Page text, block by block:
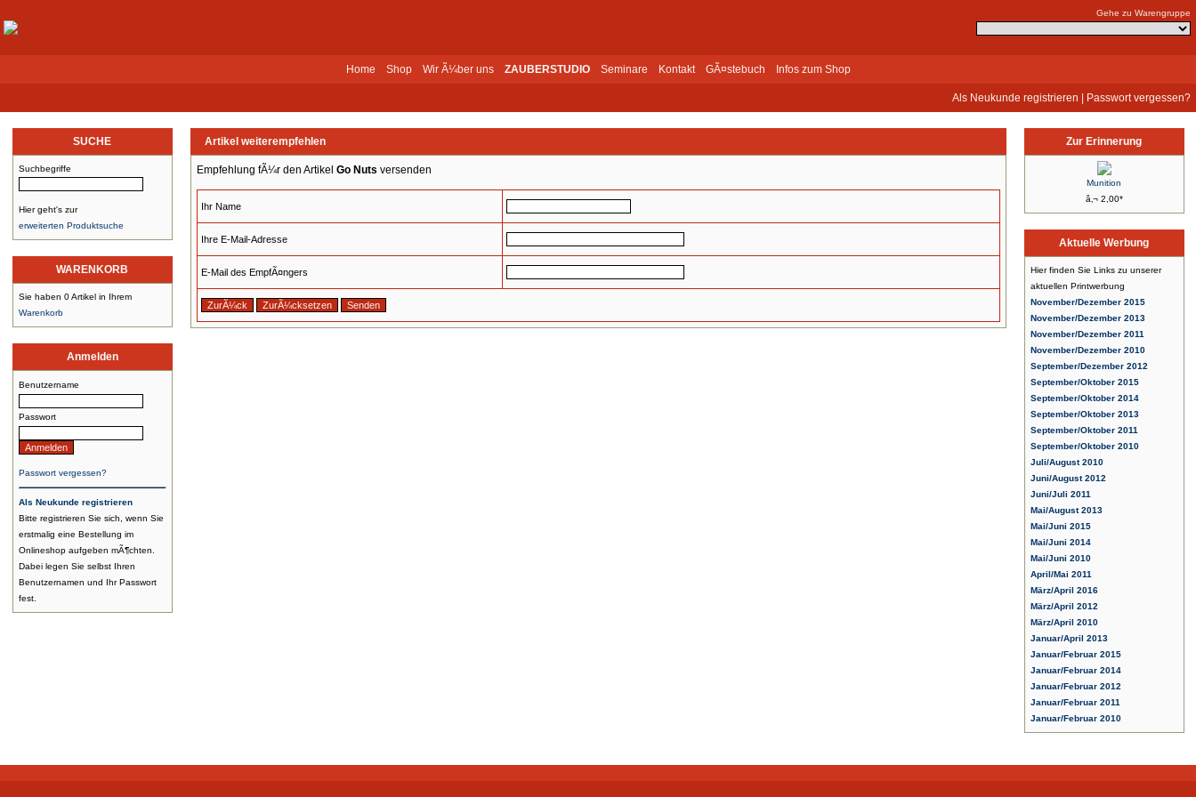
Gehe zu Warengruppe
Home Shop Wir Ã¼ber uns ZAUBERSTUDIO Seminare Kontakt GÃ¤stebuch Infos zum Shop
Als Neukunde registrieren Passwort vergessen?
SUCHE
Suchbegriffe
Hier geht's zur
erweiterten Produktsuche
WARENKORB
Sie haben 0 Artikel in Ihrem
Warenkorb
Anmelden
Benutzername
Passwort
Passwort vergessen?
Als Neukunde registrieren
Bitte registrieren Sie sich, wenn Sie
erstmalig eine Bestellung im
Onlineshop aufgeben mÃ¶chten.
Dabei legen Sie selbst Ihren
Benutzernamen und Ihr Passwort
fest.
Artikel weiterempfehlen
Empfehlung fÃ¼r den Artikel Go Nuts versenden
Ihr Name
Ihre E-Mail-Adresse
E-Mail des EmpfÃ¤ngers
Zur Erinnerung
Munition
â‚¬ 2,00*
Aktuelle Werbung
Hier finden Sie Links zu unserer
aktuellen Printwerbung
November/Dezember 2015
November/Dezember 2013
November/Dezember 2011
November/Dezember 2010
September/Dezember 2012
September/Oktober 2015
September/Oktober 2014
September/Oktober 2013
September/Oktober 2011
September/Oktober 2010
Juli/August 2010
Juni/August 2012
Juni/Juli 2011
Mai/August 2013
Mai/Juni 2015
Mai/Juni 2014
Mai/Juni 2010
April/Mai 2011
März/April 2016
März/April 2012
März/April 2010
Januar/April 2013
Januar/Februar 2015
Januar/Februar 2014
Januar/Februar 2012
Januar/Februar 2011
Januar/Februar 2010